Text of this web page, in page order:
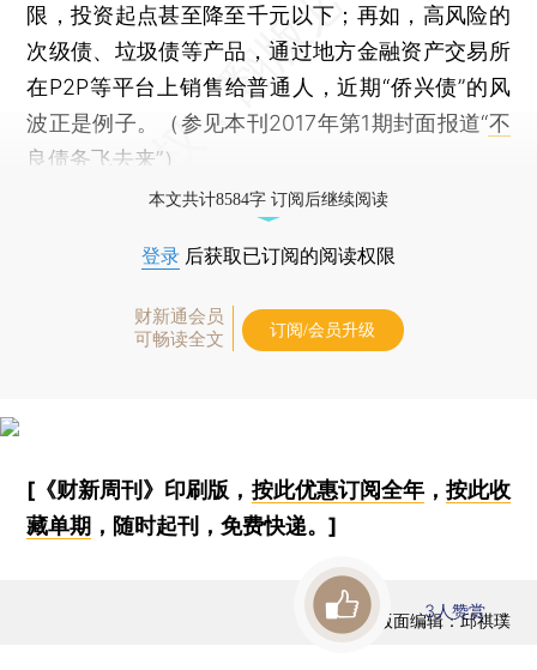
限，投资起点甚至降至千元以下；再如，高风险的
次级债、垃圾债等产品，通过地方金融资产交易所
在P2P等平台上销售给普通人，近期“侨兴债”的风
波正是例子。（参见本刊2017年第1期封面报道“不
良债务飞去来”）
本文共计8584字 订阅后继续阅读
登录 后获取已订阅的阅读权限
财新通会员
可畅读全文
订阅/会员升级
[《财新周刊》印刷版， 按此优惠订阅全年， 按此收
藏单期 ，随时起刊，免费快递。]
版面编辑：邱祺璞
3人赞赏